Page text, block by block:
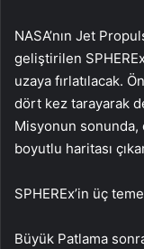
NASA’nın Jet
geliştirilen
uzaya fırlatılacak.
dört kez tarayarak
Misyonun
boyutlu haritası
SPHEREx’in üç
Büyük Patlama